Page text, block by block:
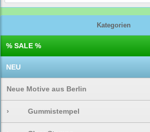
Kategorien
% SALE %
NEU
Neue Motive aus Berlin
› Gummistempel